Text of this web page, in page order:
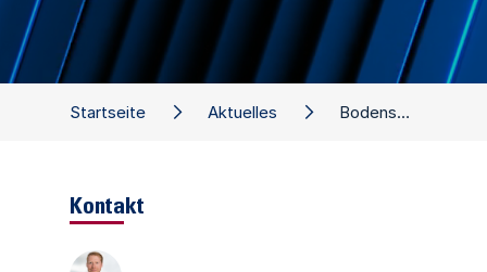
Kontakt
Startseite Aktuelles Bodensee-Forum 2026 - Krisen, Sanierung und Turnaround